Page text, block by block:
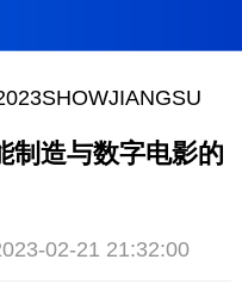
制造与数字电影的
02-21 21:32:00